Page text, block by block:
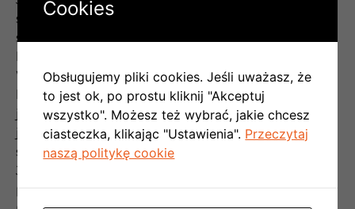
sprawiło, że udało nam się opracować ultrawydajny
sposób pracypozwalający zapewnić każdemu
klientowi dużą satysfakcję z naszej współpracy.
Współpraca z nami to czysta przyjemność. Możesz
być pewien, że potraktujemy Cię wyjątkowo – taka
jest już nasza filozofia pracy. Dla nas najważniejsze
jest spełnienie Twoich potrzeb i gwarancja
satysfakcji.
Jest to jedyny sposób na długotrwałe utrzymanie
pozycji lidera rynku systemów klimatyzacji w
Cookies
Obsługujemy pliki cookies. Jeśli uważasz, że
to jest ok, po prostu kliknij "Akceptuj
wszystko". Możesz też wybrać, jakie chcesz
ciasteczka, klikając "Ustawienia". Przeczytaj
naszą politykę cookie